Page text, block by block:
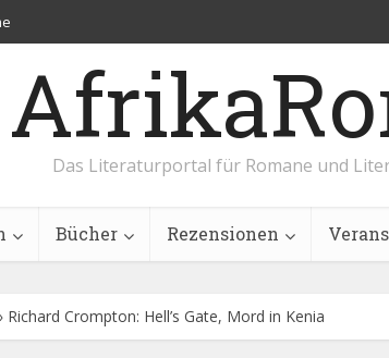
Das Literaturportal für Romane und
Bücher Rezensionen
Richard Crompton: Hell’s Gate, Mord in Kenia